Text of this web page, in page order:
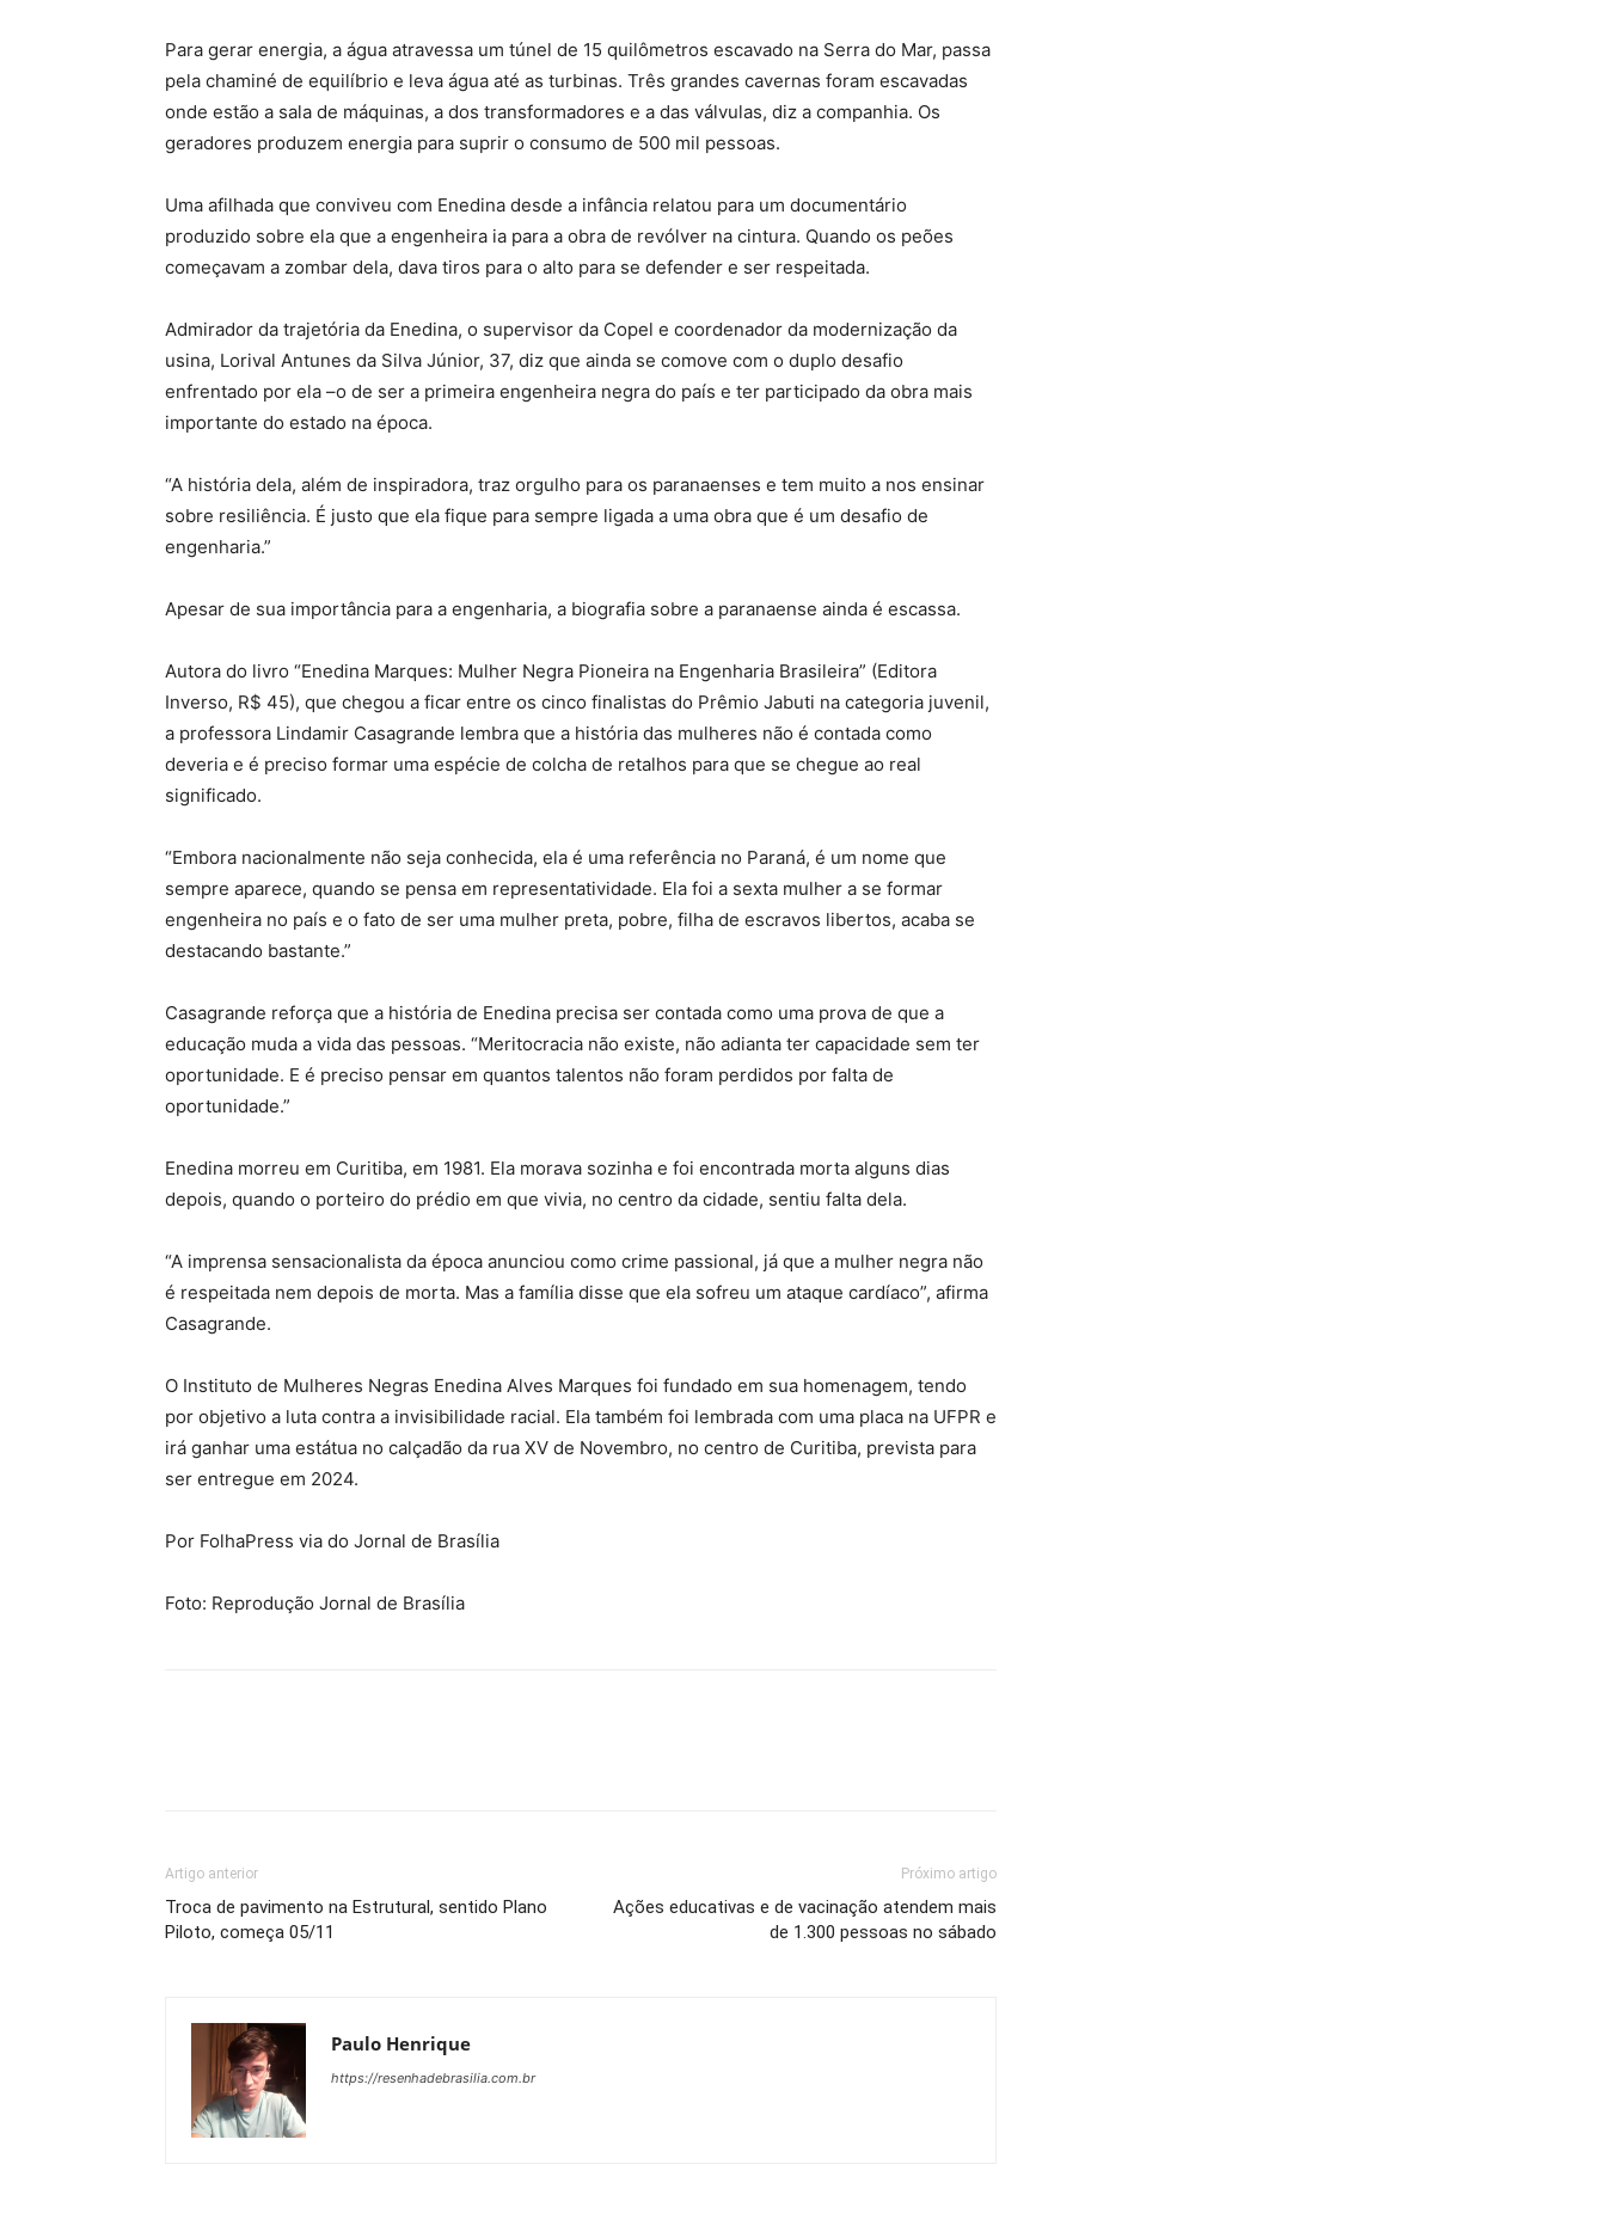
Para gerar energia, a água atravessa um túnel de 15 quilômetros escavado na Serra do Mar, passa
pela chaminé de equilíbrio e leva água até as turbinas. Três grandes cavernas foram escavadas
onde estão a sala de máquinas, a dos transformadores e a das válvulas, diz a companhia. Os
geradores produzem energia para suprir o consumo de 500 mil pessoas.
Uma afilhada que conviveu com Enedina desde a infância relatou para um documentário
produzido sobre ela que a engenheira ia para a obra de revólver na cintura. Quando os peões
começavam a zombar dela, dava tiros para o alto para se defender e ser respeitada.
Admirador da trajetória da Enedina, o supervisor da Copel e coordenador da modernização da
usina, Lorival Antunes da Silva Júnior, 37, diz que ainda se comove com o duplo desafio
enfrentado por ela –o de ser a primeira engenheira negra do país e ter participado da obra mais
importante do estado na época.
“A história dela, além de inspiradora, traz orgulho para os paranaenses e tem muito a nos ensinar
sobre resiliência. É justo que ela fique para sempre ligada a uma obra que é um desafio de
engenharia.”
Apesar de sua importância para a engenharia, a biografia sobre a paranaense ainda é escassa.
Autora do livro “Enedina Marques: Mulher Negra Pioneira na Engenharia Brasileira” (Editora
Inverso, R$ 45), que chegou a ficar entre os cinco finalistas do Prêmio Jabuti na categoria juvenil,
a professora Lindamir Casagrande lembra que a história das mulheres não é contada como
deveria e é preciso formar uma espécie de colcha de retalhos para que se chegue ao real
significado.
“Embora nacionalmente não seja conhecida, ela é uma referência no Paraná, é um nome que
sempre aparece, quando se pensa em representatividade. Ela foi a sexta mulher a se formar
engenheira no país e o fato de ser uma mulher preta, pobre, filha de escravos libertos, acaba se
destacando bastante.”
Casagrande reforça que a história de Enedina precisa ser contada como uma prova de que a
educação muda a vida das pessoas. “Meritocracia não existe, não adianta ter capacidade sem ter
oportunidade. E é preciso pensar em quantos talentos não foram perdidos por falta de
oportunidade.”
Enedina morreu em Curitiba, em 1981. Ela morava sozinha e foi encontrada morta alguns dias
depois, quando o porteiro do prédio em que vivia, no centro da cidade, sentiu falta dela.
“A imprensa sensacionalista da época anunciou como crime passional, já que a mulher negra não
é respeitada nem depois de morta. Mas a família disse que ela sofreu um ataque cardíaco”, afirma
Casagrande.
O Instituto de Mulheres Negras Enedina Alves Marques foi fundado em sua homenagem, tendo
por objetivo a luta contra a invisibilidade racial. Ela também foi lembrada com uma placa na UFPR e
irá ganhar uma estátua no calçadão da rua XV de Novembro, no centro de Curitiba, prevista para
ser entregue em 2024.
Por FolhaPress via do Jornal de Brasília
Foto: Reprodução Jornal de Brasília
Artigo anterior
Troca de pavimento na Estrutural, sentido Plano
Piloto, começa 05/11
Próximo artigo
Ações educativas e de vacinação atendem mais
de 1.300 pessoas no sábado
Paulo Henrique
https://resenhadebrasilia.com.br